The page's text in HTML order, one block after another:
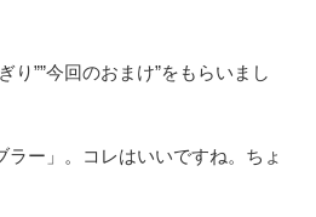
り””今回のおまけ”をもらいまし
ラー」。コレはいいですね。ちょ